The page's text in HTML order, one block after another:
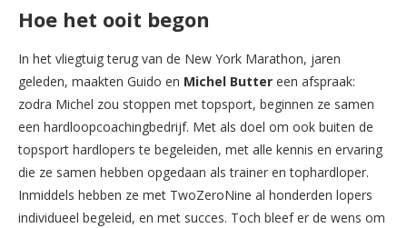
Hoe het ooit begon
In het vliegtuig terug van de New York Marathon, jaren
geleden, maakten Guido en Michel Butter een afspraak:
zodra Michel zou stoppen met topsport, beginnen ze samen
een hardloopcoachingbedrijf. Met als doel om ook buiten de
topsport hardlopers te begeleiden, met alle kennis en ervaring
die ze samen hebben opgedaan als trainer en tophardloper.
Inmiddels hebben ze met TwoZeroNine al honderden lopers
individueel begeleid, en met succes. Toch bleef er de wens om